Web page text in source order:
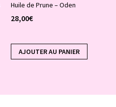
Huile de Prune – Oden
28,00€
AJOUTER AU PANIER